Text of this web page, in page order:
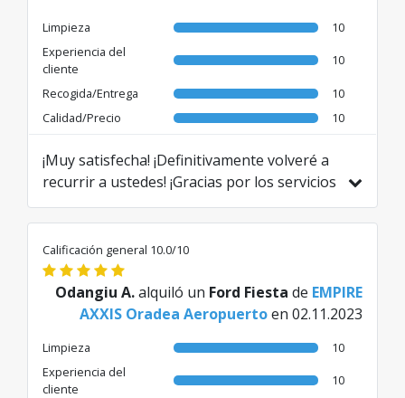
Limpieza
10
Experiencia del
cliente
10
Recogida/Entrega
10
Calidad/Precio
10
¡Muy satisfecha! ¡Definitivamente volveré a
recurrir a ustedes! ¡Gracias por los servicios
prestados!
Traducido de RO por AI
Calificación general 10.0/10
Odangiu A.alquiló un Ford Fiesta de EMPIRE
AXXIS Oradea Aeropuertoen 02.11.2023
Limpieza
10
Experiencia del
cliente
10